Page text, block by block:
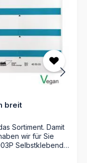
breit
Sortiment. Damit
wir für Sie
Selbstklebende
für